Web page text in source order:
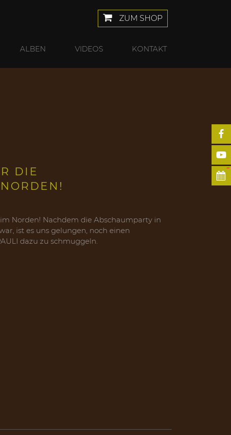
ALBEN VIDEOS KONTAKT
ZUM SHOP
DIE
Norden! Nachdem die Abschaumparty in
ist es uns gelungen, noch einen
dazu zu schmuggeln.